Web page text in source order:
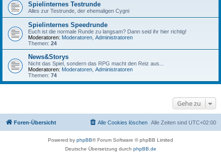
Spielinternes Testrunde
Alles zur Testrunde, der ehemaligen Cygni
Spielinternes Speedrunde
Euch ist die normale Runde zu langsam? Dann seid ihr hier richtig!
Moderatoren: Moderatoren Administratoren
Themen: 24
News&Storys
Nicht das Spiel, sondern das RPG macht den Reiz aus...
Moderatoren: Moderatoren Administratoren
Themen: 74
Gehe zu
Foren-Übersicht Alle Zeiten sind UTC+02:00
Alle Cookies löschen
Powered by phpBB® Forum Software © phpBB Limited
Deutsche Übersetzung durch phpBB.de